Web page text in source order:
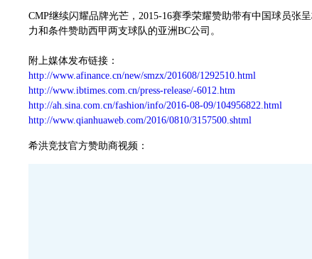
CMP继续闪耀品牌光芒，2015-16赛季荣耀赞助带有中国球员
力和条件赞助西甲两支球队的亚洲BC公司。
附上媒体发布链接：
http://www.afinance.cn/new/smzx/201608/1292510.html
http://www.ibtimes.com.cn/press-release/-6012.htm
http://ah.sina.com.cn/fashion/info/2016-08-09/104956822.html
http://www.qianhuaweb.com/2016/0810/3157500.shtml
希洪竞技官方赞助商视频：